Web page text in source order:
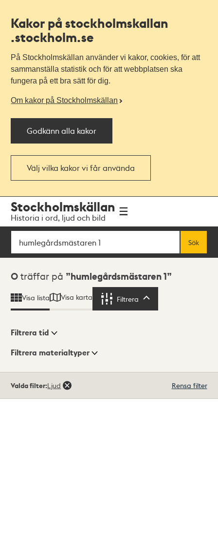
Kakor på stockholmskallan
.stockholm.se
På Stockholmskällan använder vi kakor, cookies, för att
sammanställa statistik och för att webbplatsen ska
fungera på ett bra sätt för dig.
Om kakor på Stockholmskällan
Godkänn alla kakor
Välj vilka kakor vi får använda
navigationen
huvudinnehållet
Stockholmskällan
Historia i ord, ljud och bild
Sök
Sök
Sökresultat
0 träffar på humlegårdsmästaren 1
Visa lista Visa karta Filtrera
Visningsläge
Filtrera tid
Filtrera materialtyper
träffar
Valda filter:Ljud Rensa filter